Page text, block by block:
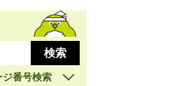
ジ番号検索